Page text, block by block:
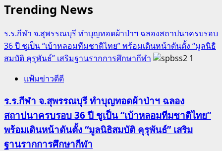
สายตา)
ใน
ศึก
“อัญมณี
เกมส์
ที่
Trending News
ร.ร.กีฬา จ.สุพรรณบุรี ทำบุญทอดผ้าป่าฯ ฉลองสถาปนาครบรอบ
36 ปี ชูเป็น “เบ้าหลอมทีมชาติไทย” พร้อมเดินหน้าดันตั้ง “มูลนิธิ
สมบัติ คุรุพันธ์” เสริมฐานรากการศึกษากีฬา
1
แฟ้มข่าวดีดี
ร.ร.กีฬา จ.สุพรรณบุรี ทำบุญทอดผ้าป่าฯ ฉลอง
สถาปนาครบรอบ 36 ปี ชูเป็น “เบ้าหลอมทีมชาติไทย”
พร้อมเดินหน้าดันตั้ง “มูลนิธิสมบัติ คุรุพันธ์” เสริม
ฐานรากการศึกษากีฬา